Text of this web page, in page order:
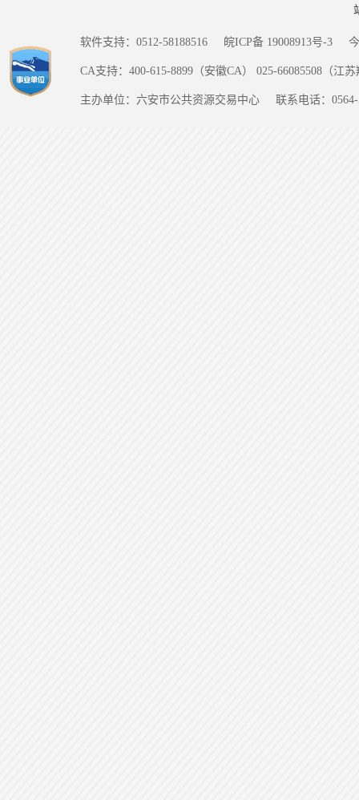
软件支持：0512-58188516 皖ICP备 19008913号-3
CA支持：400-615-8899（安徽CA） 025-66085508（江
主办单位：六安市公共资源交易中心 联系电话：0564-